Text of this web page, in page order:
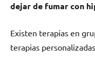
dejar dе fumar сοn
Existen terapias en
terapias